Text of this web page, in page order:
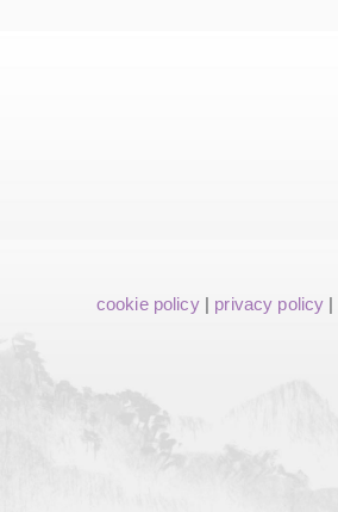
cookie policy| privacy policy |